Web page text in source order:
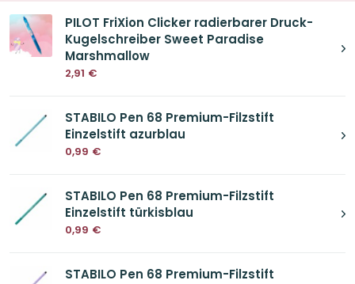
PILOT FriXion Clicker radierbarer Druck-
Kugelschreiber Sweet Paradise
Marshmallow
2,91 €
STABILO Pen 68 Premium-Filzstift
Einzelstift azurblau
0,99 €
STABILO Pen 68 Premium-Filzstift
Einzelstift türkisblau
0,99 €
STABILO Pen 68 Premium-Filzstift